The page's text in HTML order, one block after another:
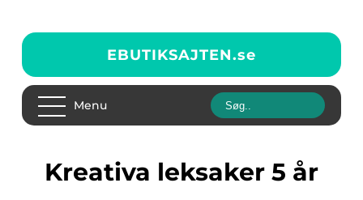
EBUTIKSAJTEN.se
Menu
kreativa leksaker 5 år